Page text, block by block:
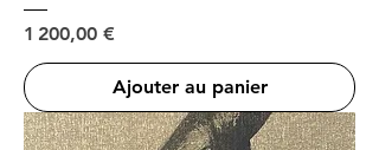
Prix
1 200,00 €
Ajouter au panier